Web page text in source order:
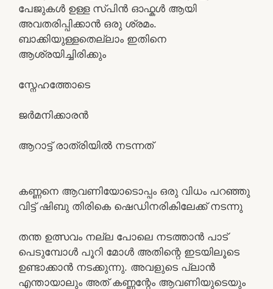
പേജുകൾ ഉള്ള സ്പിൻ ഓഫ്കൾ ആയി
അവതരിപ്പിക്കാൻ ഒരു ശ്രമം.
ബാക്കിയുള്ളതെല്ലാം ഇതിനെ
ആശ്രയിച്ചിരിക്കും
സ്നേഹത്തോടെ
ജർമനിക്കാരൻ
ആറാട്ട് രാത്രിയിൽ നടന്നത്
കണ്ണനെ ആവണിയോടൊപ്പം ഒരു വിധം പറഞ്ഞു
വിട്ട് ഷിബു തിരികെ ഷെഡിനരികിലേക്ക് നടന്നു
തന്ത ഉത്സവം നല്ല പോലെ നടത്താൻ പാട്
പെടുമ്പോൾ പൂറി മോൾ അതിന്റെ ഇടയിലൂടെ
ഉണ്ടാക്കാൻ നടക്കുന്നു. അവളുടെ പ്ലാൻ
എന്തായാലും അത് കണ്ണന്റേം ആവണിയുടെയും